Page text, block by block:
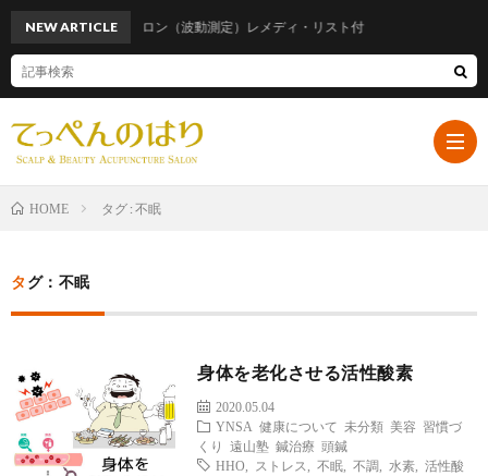
ー
プ
フ
山
NEW ARTICLE
話題のメタトロン（波動測定）レメディ・リスト付
HOME タグ : 不眠
タグ：不眠
身体を老化させる活性酸素
2020.05.04
YNSA
健康について 未分類 美容
習慣づ
くり
遠山塾 鍼治療
頭鍼
HHO
ストレス ,不眠 ,不調 ,水素 ,活性酸